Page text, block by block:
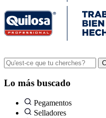
Lo más buscado
Pegamentos
Selladores